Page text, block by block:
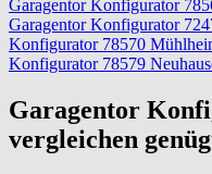
Garagentor Konfigurator
Garagentor Konfigurator
Konfigurator 78570
Konfigurator 78579
Garagentor
vergleichen